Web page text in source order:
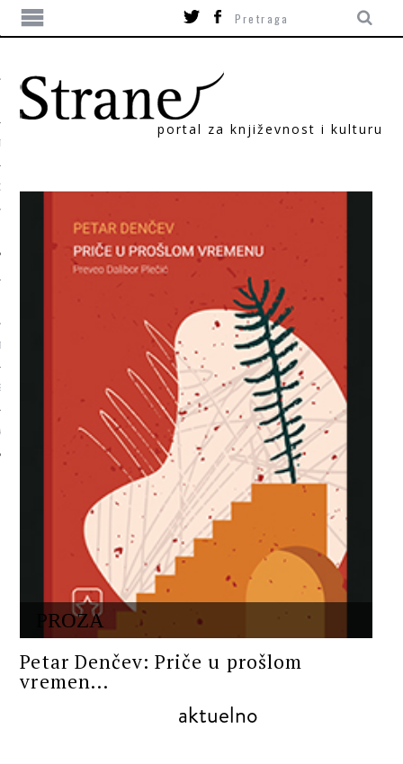
portal za književnost i kulturu
PROZA
Petar Denčev: Priče u prošlom
vremen...
aktuelno